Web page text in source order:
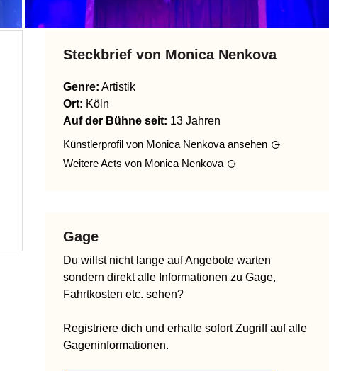
Steckbrief von Monica Nenkova
Genre: Artistik
Ort: Köln
Auf der Bühne seit: 13 Jahren
Künstlerprofil von Monica Nenkova ansehen
Weitere Acts von Monica Nenkova
Gage
Du willst nicht lange auf Angebote warten
sondern direkt alle Informationen zu Gage,
Fahrtkosten etc. sehen?
Registriere dich und erhalte sofort Zugriff auf alle
Gageninformationen.